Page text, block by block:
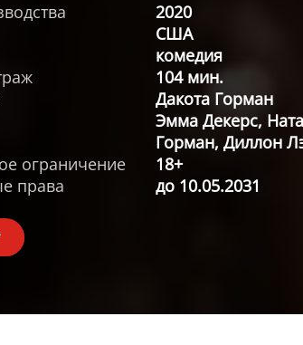
2020
США
комедия
104 мин.
Дакота Горман
Эмма Декерс,
Горман, Диллон
ограничение
18+
права
до 10.05.2031